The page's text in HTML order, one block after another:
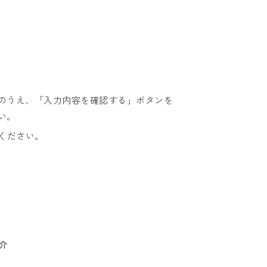
うえ、「入力内容を確認する」ボタンを
ださい。